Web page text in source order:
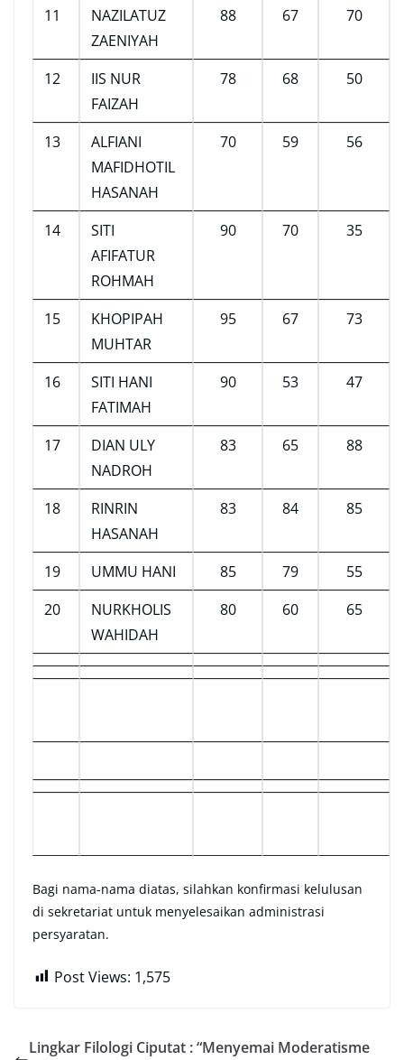
11
NAZILATUZ
ZAENIYAH
88 67 70
12
IIS NUR
FAIZAH
78 68 50
13
ALFIANI
MAFIDHOTIL
HASANAH
70 59 56
14
SITI
AFIFATUR
ROHMAH
90 70 35
15
KHOPIPAH
MUHTAR
95 67 73
16
SITI HANI
FATIMAH
90 53 47
17
DIAN ULY
NADROH
83 65 88
18
RINRIN
HASANAH
83 84 85
19 UMMU HANI 85 79
55
20
NURKHOLIS
WAHIDAH
80 60 65
Bagi nama-nama diatas, silahkan konfirmasi kelulusan
di sekretariat untuk menyelesaikan administrasi
persyaratan.
Post Views: 1,575
Lingkar Filologi Ciputat : “Menyemai Moderatisme